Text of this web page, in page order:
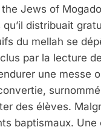
Jews of
distribuait
du mellah se
par la lecture
une messe
des élèves.
baptismaux.